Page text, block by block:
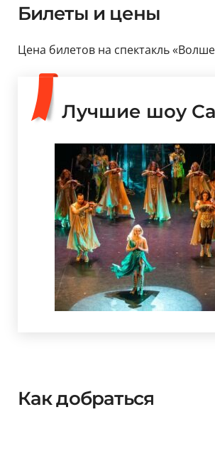
Билеты и цены
Цена билетов на спектакль
Лучшие шоу
Как добраться